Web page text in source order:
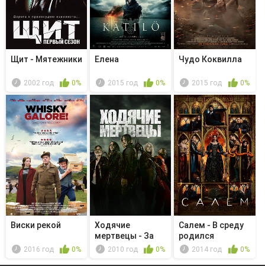
Щит - Мятежники
2002 год 0%
Елена
2015 год 0%
Чудо Коквилла
2015 год 0%
Виски рекой
2016 год 0%
Ходячие
мертвецы - За
кровь2010 год 0%
Салем - В среду
родился
2014 год 0%